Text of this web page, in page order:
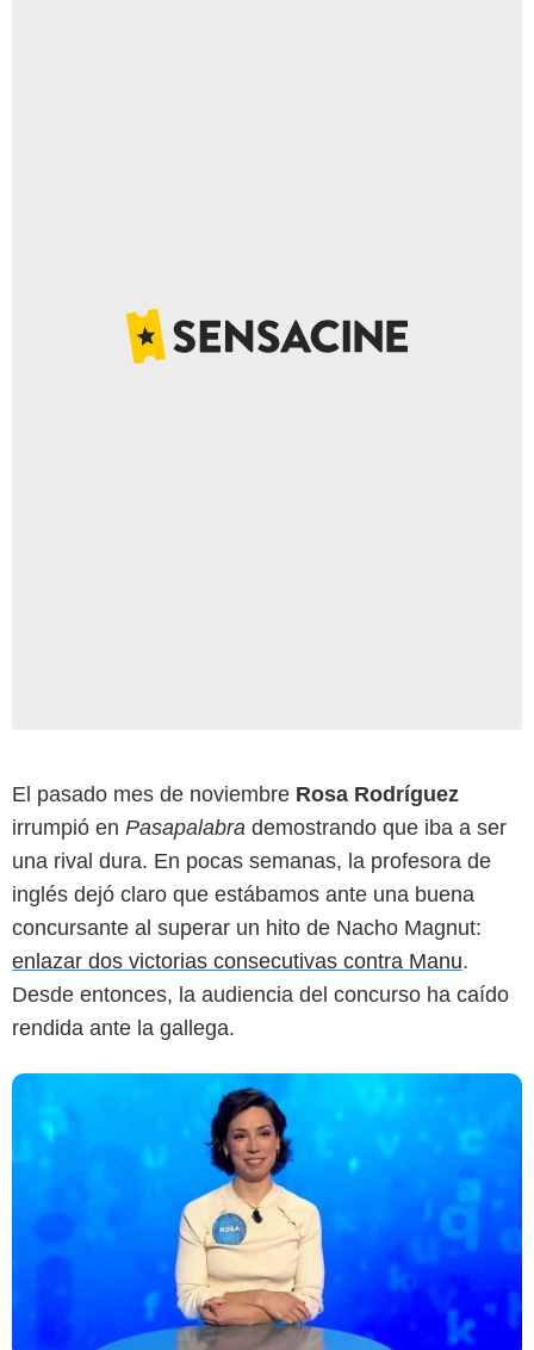
El pasado mes de noviembre Rosa Rodríguez
irrumpió en Pasapalabra demostrando que iba a ser
una rival dura. En pocas semanas, la profesora de
inglés dejó claro que estábamos ante una buena
concursante al superar un hito de Nacho Magnut:
enlazar dos victorias consecutivas contra Manu.
Desde entonces, la audiencia del concurso ha caído
rendida ante la gallega.
Atresmedia